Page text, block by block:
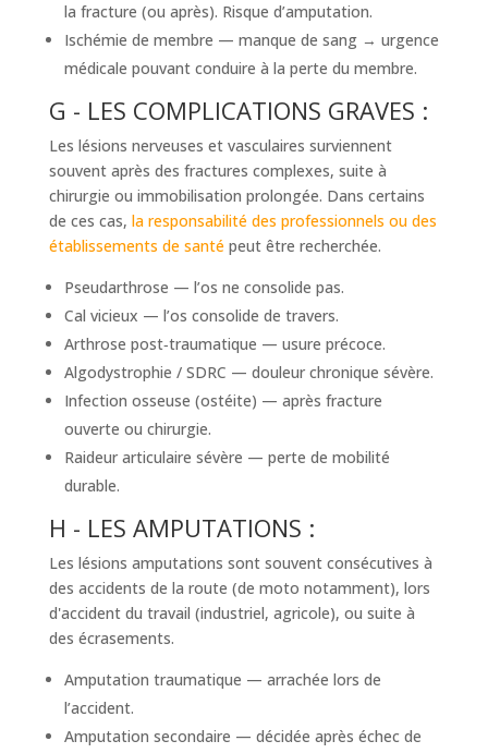
la fracture (ou après). Risque d’amputation.
Ischémie de membre — manque de sang → urgence
médicale pouvant conduire à la perte du membre.
G - LES COMPLICATIONS GRAVES :
Les lésions nerveuses et vasculaires surviennent
souvent après des fractures complexes, suite à
chirurgie ou immobilisation prolongée. Dans certains
de ces cas, la responsabilité des professionnels ou des
établissements de santépeut être recherchée.
Pseudarthrose — l’os ne consolide pas.
Cal vicieux — l’os consolide de travers.
Arthrose post‑traumatique — usure précoce.
Algodystrophie / SDRC — douleur chronique sévère.
Infection osseuse (ostéite) — après fracture
ouverte ou chirurgie.
Raideur articulaire sévère — perte de mobilité
durable.
H - LES AMPUTATIONS :
Les lésions amputations sont souvent consécutives à
des accidents de la route (de moto notamment), lors
d'accident du travail (industriel, agricole), ou suite à
des écrasements.
Amputation traumatique — arrachée lors de
l’accident.
Amputation secondaire — décidée après échec de